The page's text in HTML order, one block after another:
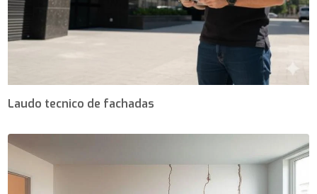
Laudo tecnico de fachadas